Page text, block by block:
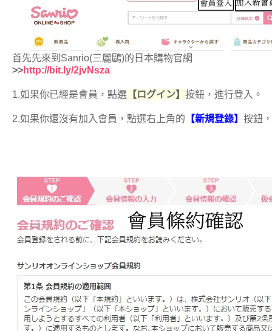
首先先來到Sanrio(三麗鷗)的日本購物官網
>>http://bit.ly/2jvNsza
1.如果你已經是會員，點選 【ログイン】 按鈕，進行登入。
2.如果你還沒有加入會員，點選右上角的 【新規登錄】 按鈕